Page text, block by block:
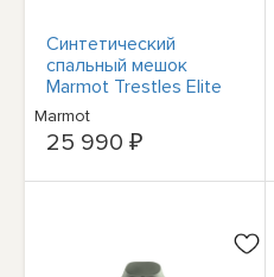
Синтетический
спальный мешок
Marmot Trestles Elite
Eco длиной 30 см -
Застежка-молния
слева - листва/
Marmot
25 990 ₽